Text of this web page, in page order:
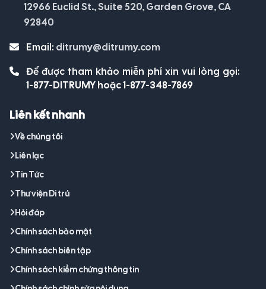
12966 Euclid St., Suite 520, Garden Grove, CA
92840
Email: ditrumy@ditrumy.com
Để được tham khảo miễn phí xin vui lòng gọi:
1-877-DITRUMY hoặc 1-877-348-7869
Liên kết nhanh
Về chúng tôi
Liên lạc
Tin Tức
Thư viện Di trú
Hỏi đáp
Chính sách bảo mật
Chính sách biên tập
Chính sách kiểm chứng thông tin